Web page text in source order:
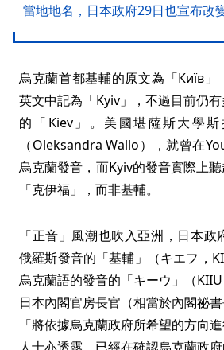
當地地名，日本政府29日也宣布改
烏克蘭首都基輔的原文為「Київ」
英文中記為「Kyiv」，不過目前仍
的「Kiev」。美國堪薩斯大學
（Oleksandra Wallo），就曾在
烏克蘭發音，而Kyiv的發音實際上
「克伊福」，而非基輔。
「正音」風潮也吹入亞洲，日本
俄羅斯發音的「基輔」（キエフ，
烏克蘭語的發音的「キーウ」（KIIU
日本內閣官房長官（相當於內閣祕
「將依據烏克蘭政府所希望的方向